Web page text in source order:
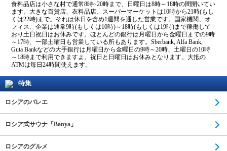
食料品店は小さな村で通常8時~20時まで、日曜日は8時～18時の間開いてい
ます。大きな百貨店、衣料品店、スーパーマーケットは10時から21時(もし
くは22時)まで。それは休日を含め1週間を通した営業です。国家機関、オ
フィス、企業は通常9時(もしくは10時)～18時(もしくは19時)まで稼働して
おり土日祝日はお休みです。ほとんどの銀行は月曜日から金曜日までの9時
～17時、一部土曜日も営業している所もあります。Sberbank, Alfa Bank,
Guta Bankなどの大手銀行は月曜日から金曜日の9時～20時、土曜日の10時
～18時まで利用できますよ。祝日と日曜日はお休みとなります。大抵の
ATMは毎日24時間使えます。
特集
ロシアのバレエ
ロシア式サウナ「Banya」
ロシアのグルメ